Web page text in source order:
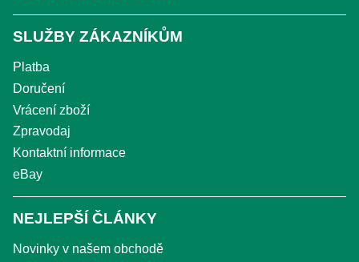
SLUŽBY ZÁKAZNÍKŮM
Platba
Doručení
Vrácení zboží
Zpravodaj
Kontaktní informace
eBay
NEJLEPŠÍ ČLÁNKY
Novinky v našem obchodě